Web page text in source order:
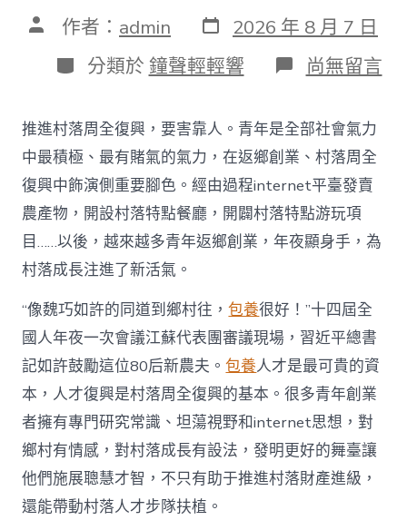
文 作者： admin 發
表
日
期
2026 年 8 月 7 日
分
類
分類於 鐘聲輕輕響 在
〈為
落
財
產
復
興
注
進
人
水
甜
心
寶
物
查
包
養
網
_
中
尚無留言
推進村落周全復興，要害靠人。青年是全部社會氣力
中最積極、最有賭氣的氣力，在返鄉創業、村落周全
復興中飾演側重要腳色。經由過程internet平臺發賣
農產物，開設村落特點餐廳，開闢村落特點游玩項
目……以後，越來越多青年返鄉創業，年夜顯身手，為
村落成長注進了新活氣。
“像魏巧如許的同道到鄉村往，包養很好！”十四屆全
國人年夜一次會議江蘇代表團審議現場，習近平總書
記如許鼓勵這位80后新農夫。包養人才是最可貴的資
本，人才復興是村落周全復興的基本。很多青年創業
者擁有專門研究常識、坦蕩視野和internet思想，對
鄉村有情感，對村落成長有設法，發明更好的舞臺讓
他們施展聰慧才智，不只有助于推進村落財產進級，
還能帶動村落人才步隊扶植。